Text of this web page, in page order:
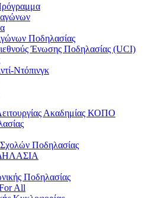
Ποδηλασίας
Ένωσης Ποδηλασίας (UCI)
Ντόπινγκ
Ακαδημίας ΚΟΠΟ
Ποδηλασίας
Ποδηλασίας
All